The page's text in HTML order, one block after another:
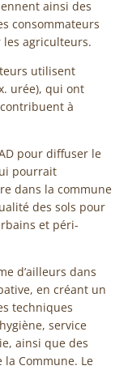
ainsi des
consommateurs
agriculteurs.
utilisent
urée), qui ont
à
pour diffuser le
pourrait
dans la commune
des sols pour
et péri-
d’ailleurs dans
en créant un
techniques
service
ainsi que des
Commune. Le